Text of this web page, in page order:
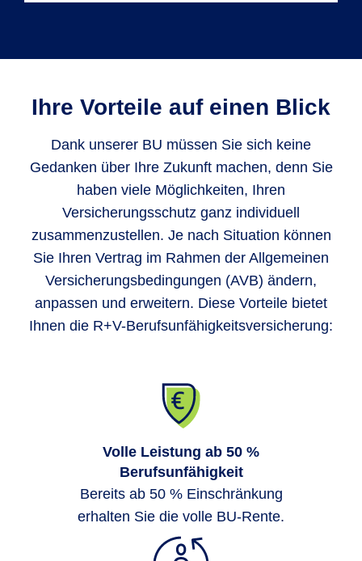
zumindest zeitweise berufsunfähig.*
Psychische Leiden
gehören zu den
Nervenkrankheiten und zählen zu den
häufigsten Ursachen. Dazu gehören
Depressionen, Belastungsstörungen,
Ängste und Neurosen
. An zweiter Stelle
stehen Erkrankungen des Skelett- und
Bewegungsapparates
. Beide Ursachen
können die Tätigkeit stark einschränken
und machen die gewohnte Arbeit oft
Quelle: R+V Versicherung, Anteil der Berufe der BU-
etwas nie passieren kann, was zu einer
Schätzungen der Deutschen
Arbeitnehmer (ungefähr 25 %) im Laufe
seines Berufslebens berufsunfähig.
Ihre Vorteile auf einen Blick
Dank unserer BU müssen Sie sich keine
Gedanken über Ihre Zukunft machen, denn Sie
haben viele Möglichkeiten, Ihren
Versicherungsschutz ganz individuell
zusammenzustellen. Je nach Situation können
Sie Ihren Vertrag im Rahmen der Allgemeinen
Versicherungsbedingungen (AVB) ändern,
anpassen und erweitern. Diese Vorteile bietet
Ihnen die R+V-Berufsunfähigkeitsversicherung:
Volle Leistung ab 50 %
Berufsunfähigkeit
Bereits ab 50 % Einschränkung
erhalten Sie die volle BU-Rente.